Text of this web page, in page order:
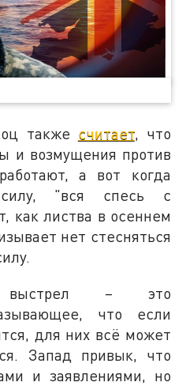
также считает, что
и возмущения против
а вот когда
силу, "вся спесь с
как листва в осеннем
нет стесняться
выстрел – это
что если
для них всё может
Запад привык, что
и заявлениями, но